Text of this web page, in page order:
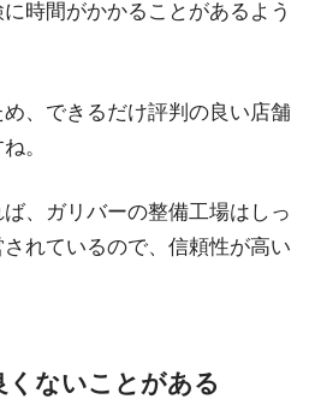
時間がかかることがあるよう
、できるだけ評判の良い店舗
。
、ガリバーの整備工場はしっ
れているので、信頼性が高い
くないことがある